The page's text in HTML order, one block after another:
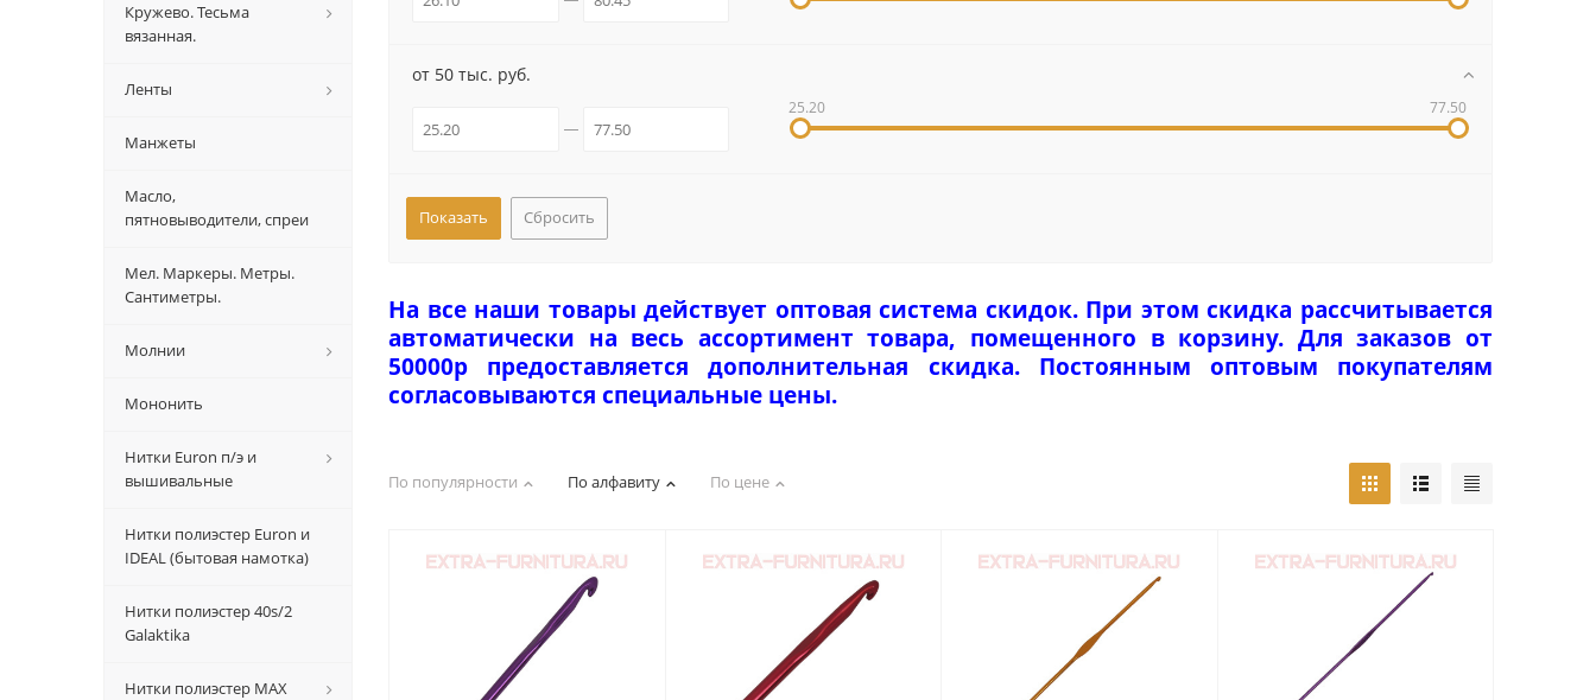
от 50 тыс. руб.
25.20 77.50
Сбросить
На все наши товары действует оптовая система скидок. При этом скидка рассчитывается
автоматически на весь ассортимент товара, помещенного в корзину. Для заказов от
50000р предоставляется дополнительная скидка. Постоянным оптовым покупателям
согласовываются специальные цены.
По популярности По алфавиту По цене
Кружево. Тесьма
вязанная.
Ленты
Манжеты
Масло,
пятновыводители, спреи
Мел. Маркеры. Метры.
Сантиметры.
Молнии
Мононить
Нитки Euron п/э и
вышивальные
Нитки полиэстер Euron и
IDEAL (бытовая намотка)
Нитки полиэстер 40s/2
Galaktika
Нитки полиэстер MAX